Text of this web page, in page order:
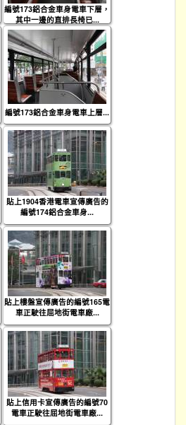
編號173鋁合金車身電車下層，
其中一邊的直排長椅已...
編號173鋁合金車身電車上層...
貼上1904香港電車宣傳廣告的
編號174鋁合金車身...
貼上樓盤宣傳廣告的編號165電
車正駛往屈地街電車廠...
貼上信用卡宣傳廣告的編號70
電車正駛往屈地街電車廠...